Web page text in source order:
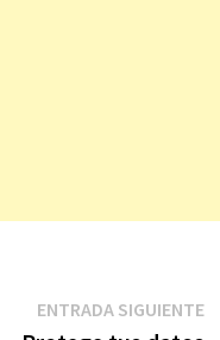
ENTRADA SIGUIENTE